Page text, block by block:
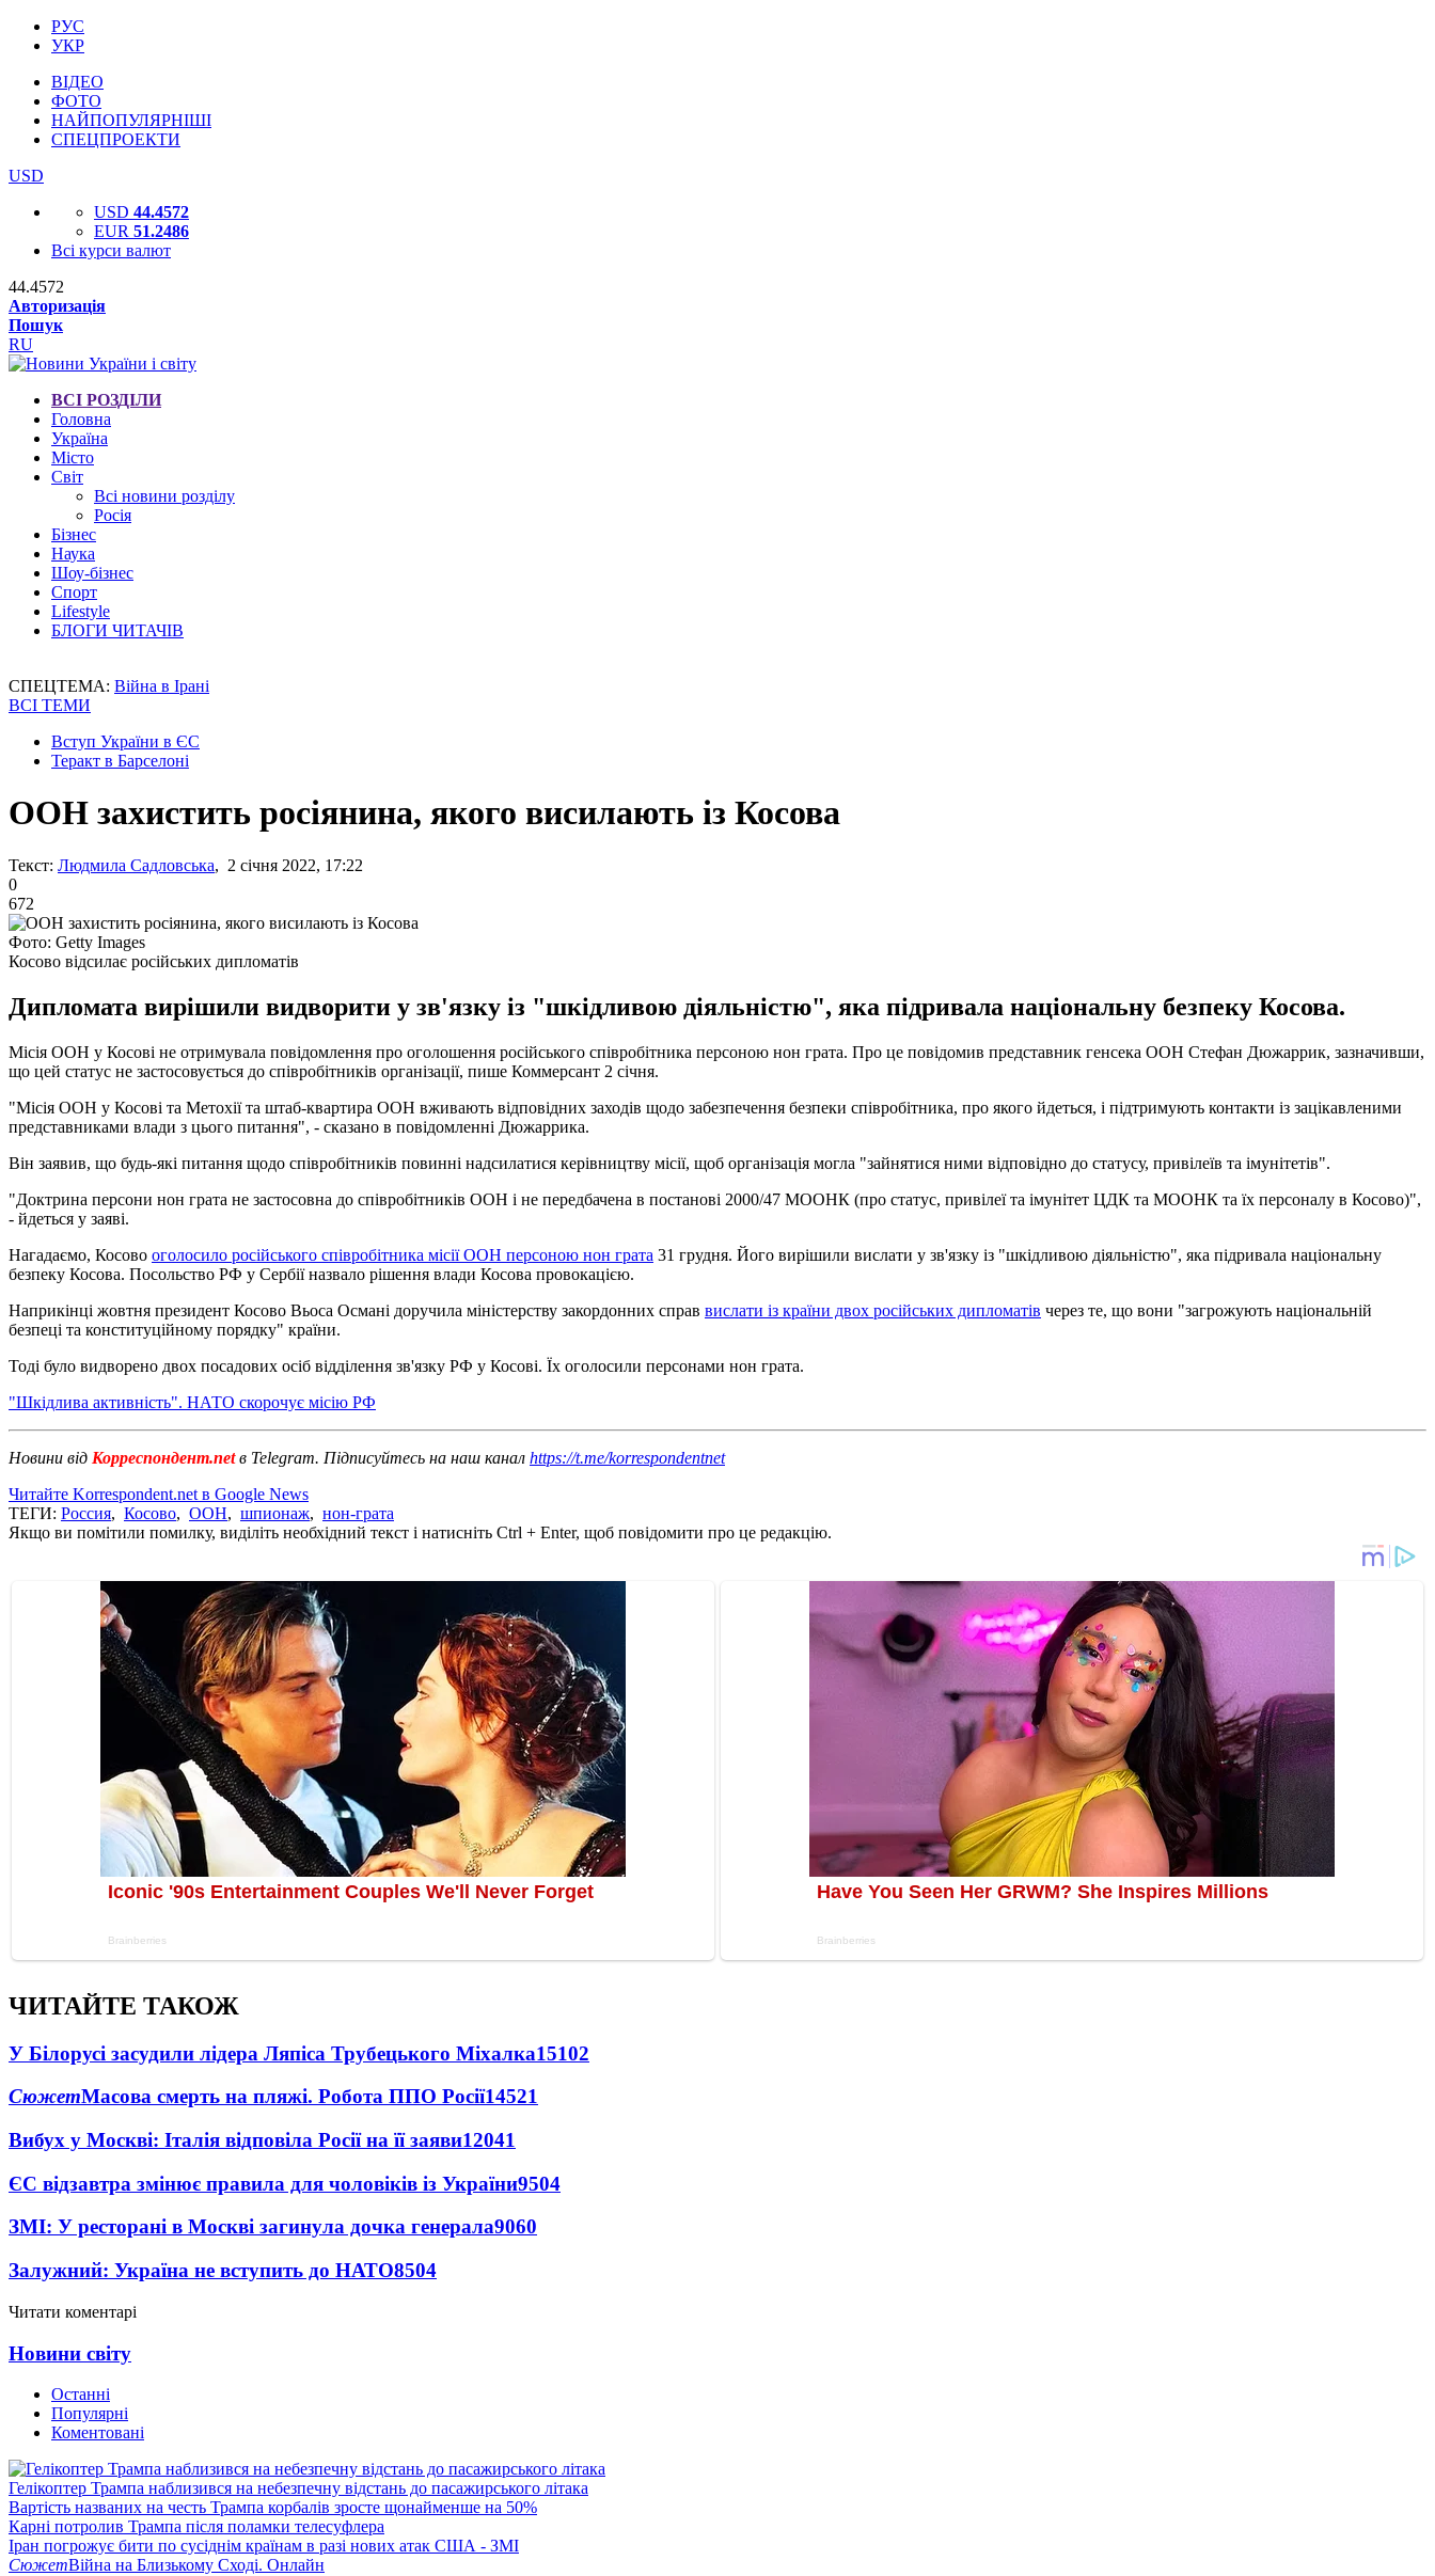
РУС
УКР
ВІДЕО
ФОТО
НАЙПОПУЛЯРНІШІ
СПЕЦПРОЕКТИ
USD
USD 44.4572
EUR 51.2486
Всі курси валют
44.4572
Авторизація
Пошук
RU
ВСІ РОЗДІЛИ
Головна
Україна
Місто
Світ
Всі новини розділу
Росія
Бізнес
Наука
Шоу-бізнес
Спорт
Lifestyle
БЛОГИ ЧИТАЧІВ
СПЕЦТЕМА: Війна в Ірані
ВСІ ТЕМИ
Вступ України в ЄС
Теракт в Барселоні
ООН захистить росіянина, якого висилають із Косова
Текст: Людмила Садловська, 2 січня 2022, 17:22
0
672
Фото: Getty Images
Косово відсилає російських дипломатів
Дипломата вирішили видворити у зв'язку із "шкідливою діяльністю", яка підривала національну безпеку Косова.
Місія ООН у Косові не отримувала повідомлення про оголошення російського співробітника персоною нон грата. Про це повідомив представник генсека ООН Стефан Дюжаррик, зазначивши,
що цей статус не застосовується до співробітників організації, пише Коммерсант 2 січня.
"Місія ООН у Косові та Метохії та штаб-квартира ООН вживають відповідних заходів щодо забезпечення безпеки співробітника, про якого йдеться, і підтримують контакти із зацікавленими
представниками влади з цього питання", - сказано в повідомленні Дюжаррика.
Він заявив, що будь-які питання щодо співробітників повинні надсилатися керівництву місії, щоб організація могла "зайнятися ними відповідно до статусу, привілеїв та імунітетів".
"Доктрина персони нон грата не застосовна до співробітників ООН і не передбачена в постанові 2000/47 МООНК (про статус, привілеї та імунітет ЦДК та МООНК та їх персоналу в Косово)",
- йдеться у заяві.
Нагадаємо, Косово оголосило російського співробітника місії ООН персоною нон грата 31 грудня. Його вирішили вислати у зв'язку із "шкідливою діяльністю", яка підривала національну
безпеку Косова. Посольство РФ у Сербії назвало рішення влади Косова провокацією.
Наприкінці жовтня президент Косово Вьоса Османі доручила міністерству закордонних справ вислати із країни двох російських дипломатів через те, що вони "загрожують національній
безпеці та конституційному порядку" країни.
Тоді було видворено двох посадових осіб відділення зв'язку РФ у Косові. Їх оголосили персонами нон грата.
"Шкідлива активність". НАТО скорочує місію РФ
Новини від Корреспондент.netв Telegram. Підписуйтесь на наш канал https://t.me/korrespondentnet
Читайте Korrespondent.net в Google News
ТЕГИ: Россия, Косово, ООН, шпионаж, нон-грата
Якщо ви помітили помилку, виділіть необхідний текст і натисніть Ctrl + Enter, щоб повідомити про це редакцію.
ЧИТАЙТЕ ТАКОЖ
У Білорусі засудили лідера Ляпіса Трубецького Міхалка15102
СюжетМасова смерть на пляжі. Робота ППО Росії14521
Вибух у Москві: Італія відповіла Росії на її заяви12041
ЄС відзавтра змінює правила для чоловіків із України9504
ЗМІ: У ресторані в Москві загинула дочка генерала9060
Залужний: Україна не вступить до НАТО8504
Читати коментарі
Новини світу
Останні
Популярні
Коментовані
Гелікоптер Трампа наблизився на небезпечну відстань до пасажирського літака
Вартість названих на честь Трампа корбалів зросте щонайменше на 50%
Карні потролив Трампа після поламки телесуфлера
Іран погрожує бити по сусіднім країнам в разі нових атак США - ЗМІ
СюжетВійна на Близькому Сході. Онлайн